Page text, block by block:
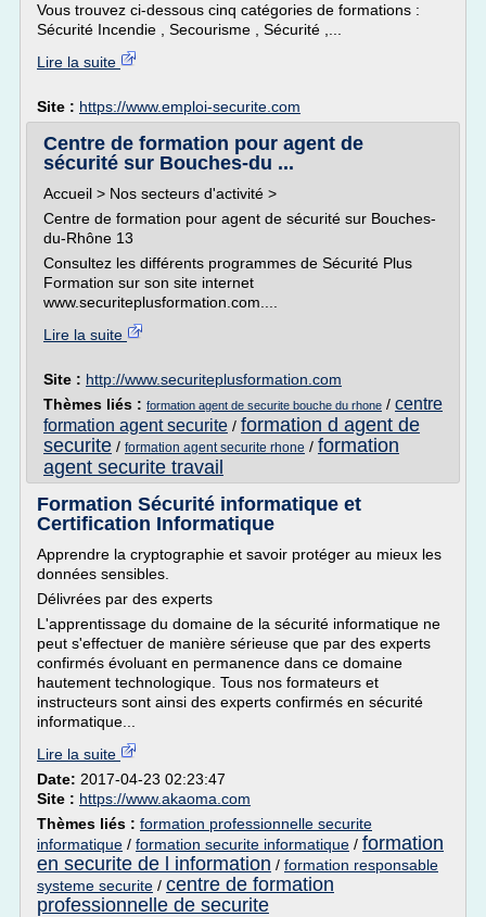
Vous trouvez ci-dessous cinq catégories de formations :
Sécurité Incendie , Secourisme , Sécurité ,...
Lire la suite
Site : https://www.emploi-securite.com
Centre de formation pour agent de
sécurité sur Bouches-du ...
Accueil > Nos secteurs d'activité >
Centre de formation pour agent de sécurité sur Bouches-
du-Rhône 13
Consultez les différents programmes de Sécurité Plus
Formation sur son site internet
www.securiteplusformation.com....
Lire la suite
Site : http://www.securiteplusformation.com
Thèmes liés : formation agent de securite bouche du rhone / centre
formation agent securite / formation d agent de
securite / formation agent securite rhone / formation
agent securite travail
Formation Sécurité informatique et
Certification Informatique
Apprendre la cryptographie et savoir protéger au mieux les
données sensibles.
Délivrées par des experts
L'apprentissage du domaine de la sécurité informatique ne
peut s'effectuer de manière sérieuse que par des experts
confirmés évoluant en permanence dans ce domaine
hautement technologique. Tous nos formateurs et
instructeurs sont ainsi des experts confirmés en sécurité
informatique...
Lire la suite
Date: 2017-04-23 02:23:47
Site : https://www.akaoma.com
Thèmes liés : formation professionnelle securite
informatique / formation securite informatique / formation
en securite de l information / formation responsable
systeme securite / centre de formation
professionnelle de securite